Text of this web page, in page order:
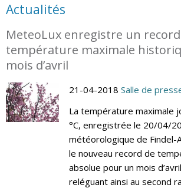
Actualités
MeteoLux enregistre un
température maximale
mois d’avril
21-04-2018 Salle de
La température maximale
°C, enregistrée le 20/04/
météorologique de
le nouveau record de
absolue pour un mois
reléguant ainsi au second